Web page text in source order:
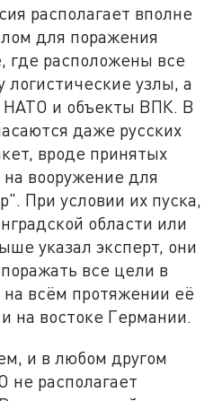
располагает вполне
для поражения
где расположены все
узлы, а
и объекты ВПК. В
даже русских
вроде принятых
вооружение для
При условии их пуска,
области или
указал эксперт, они
все цели в
всём протяжении её
на востоке Германии.
и в любом другом
располагает